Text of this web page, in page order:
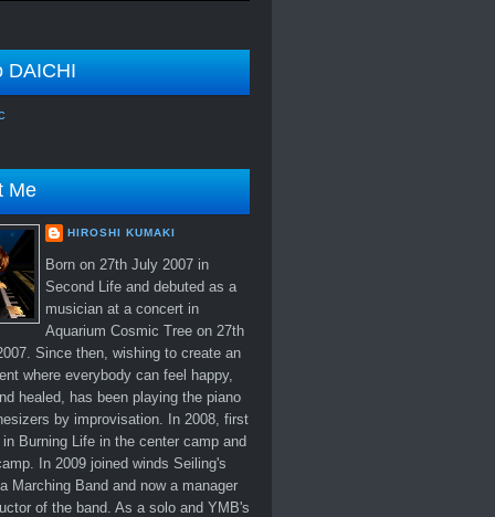
DAICHI
Me
HIROSHI KUMAKI
Born on 27th July 2007 in
Second Life and debuted as a
musician at a concert in
Aquarium Cosmic Tree on 27th
Since then, wishing to create an
where everybody can feel happy,
healed, has been playing the piano
by improvisation. In 2008, first
in Burning Life in the center camp and
In 2009 joined winds Seiling's
Marching Band and now a manager
of the band. As a solo and YMB's